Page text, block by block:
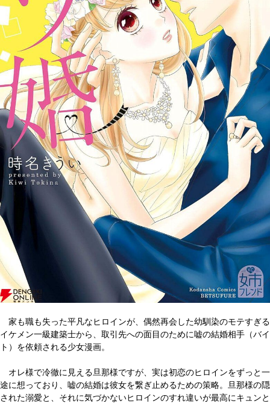
家も職も失った平凡なヒロインが、偶然再会した幼馴染のモテすぎる
イケメン一級建築士から、取引先への面目のために嘘の結婚相手（バイ
ト）を依頼される少女漫画。
オレ様で冷徹に見える旦那様ですが、実は初恋のヒロインをずっと一
途に想っており、嘘の結婚は彼女を繋ぎ止めるための策略。旦那様の隠
された溺愛と、それに気づかないヒロインのすれ違いが最高にキュンと